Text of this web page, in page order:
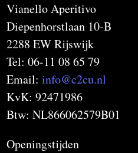
Vianello Aperitivo
Diepenhorstlaan 10-B
2288 EW Rijswijk
Tel: 06-11 08 65 79
Email:info@c2cu.nl
KvK: 92471986
Btw: NL866062579B01
Openingstijden